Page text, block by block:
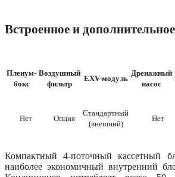
Встроенное и
Пленум-
бокс
Воздушный
фильтр
EXV-модуль
Дренажный
насос
Нет Опция
Стандартный
(внешний)
Нет
Компактный 4-поточный кассетный
наиболее экономичный внутренний